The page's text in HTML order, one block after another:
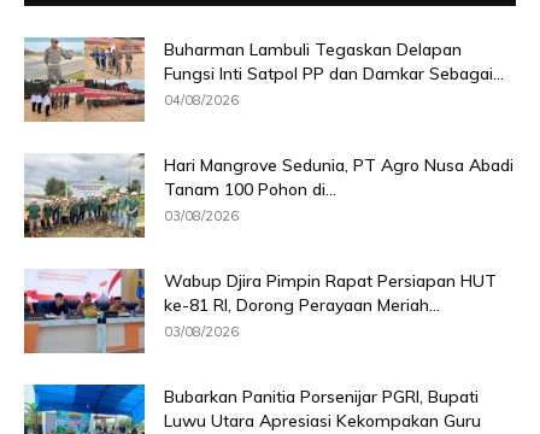
Buharman Lambuli Tegaskan Delapan
Fungsi Inti Satpol PP dan Damkar Sebagai...
04/08/2026
Hari Mangrove Sedunia, PT Agro Nusa Abadi
Tanam 100 Pohon di...
03/08/2026
Wabup Djira Pimpin Rapat Persiapan HUT
ke-81 RI, Dorong Perayaan Meriah...
03/08/2026
Bubarkan Panitia Porsenijar PGRI, Bupati
Luwu Utara Apresiasi Kekompakan Guru